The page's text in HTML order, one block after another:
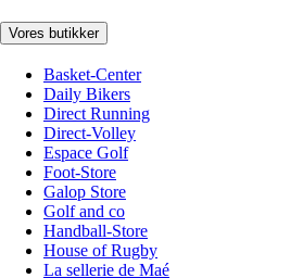
Vores butikker
Basket-Center
Daily Bikers
Direct Running
Direct-Volley
Espace Golf
Foot-Store
Galop Store
Golf and co
Handball-Store
House of Rugby
La sellerie de Maé